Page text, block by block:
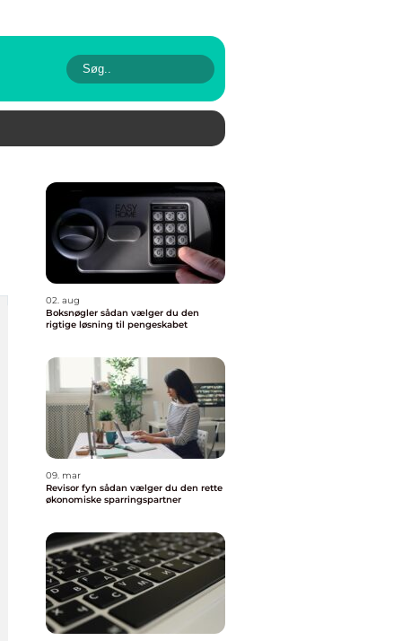
02. aug
Boksnøgler sådan vælger du den
rigtige løsning til pengeskabet
09. mar
Revisor fyn sådan vælger du den rette
økonomiske sparringspartner